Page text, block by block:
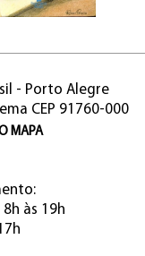
- Porto Alegre
CEP 91760-000
MAPA
às 19h